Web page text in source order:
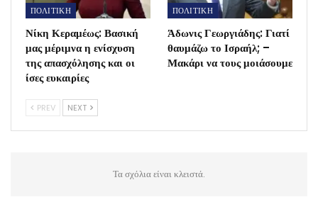
ΠΟΛΙΤΙΚΗ
Νίκη Κεραμέως: Βασική
μας μέριμνα η ενίσχυση
της απασχόλησης και οι
ίσες ευκαιρίες
ΠΟΛΙΤΙΚΗ
Άδωνις Γεωργιάδης: Γιατί
θαυμάζω το Ισραήλ; –
Μακάρι να τους μοιάσουμε
PREV NEXT
Τα σχόλια είναι κλειστά.